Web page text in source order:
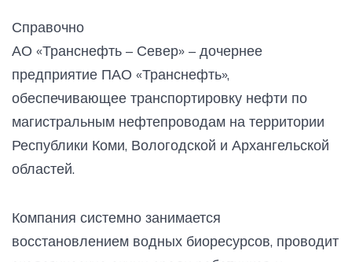
Справочно
АО «Транснефть – Север» – дочернее
предприятие ПАО «Транснефть»,
обеспечивающее транспортировку нефти по
магистральным нефтепроводам на территории
Республики Коми, Вологодской и Архангельской
областей.
Компания системно занимается
восстановлением водных биоресурсов, проводит